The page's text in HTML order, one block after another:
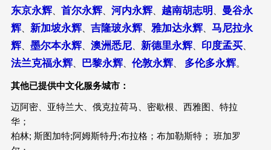
东京永辉、 首尔永辉、 河内永辉、 越南胡志明
曼谷永
辉、 新加坡永辉、 吉隆玻永辉、 雅加达永辉、 马尼拉永
辉、 墨尔本永辉、 澳洲悉尼、 新德里永辉、 印度孟买、
法兰克福永辉、 巴黎永辉、 伦敦永辉、 多伦多永辉。
其他已提供中文化服务城市：
迈阿密、亚特兰大、俄克拉荷马、密歇根、西雅图、特拉
华；
柏林; 斯图加特;阿姆斯特丹;布拉格；布加勒斯特； 班加罗